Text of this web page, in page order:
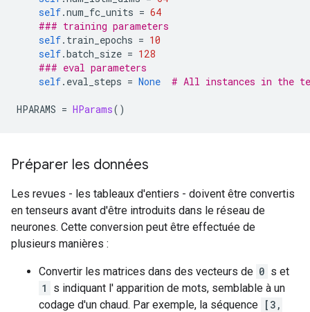
self.num_fc_units = 64
### training parameters
self. train_epochs = 10
self.batch_size = 128
### eval parameters
self. eval_steps = None # All instances in the
HPARAMS = HParams()
Préparer les données
Les revues - les tableaux d'entiers - doivent être convertis
en tenseurs avant d'être introduits dans le réseau de
neurones. Cette conversion peut être effectuée de
plusieurs manières :
Convertir les matrices dans des vecteurs de 0 s et
1
s indiquant l' apparition de mots, semblable à un
codage d'un chaud. Par exemple, la séquence [3,